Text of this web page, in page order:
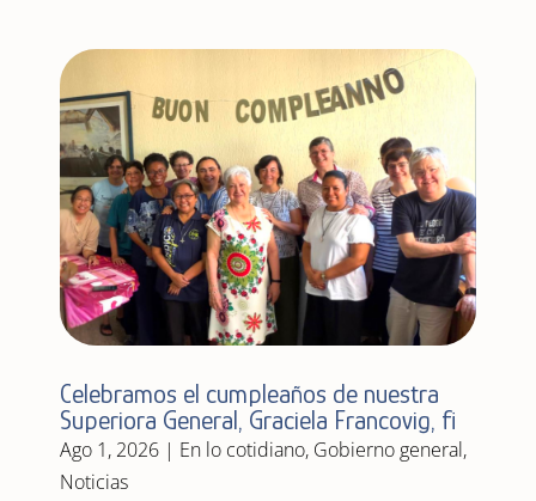
Celebramos el cumpleaños de nuestra
Superiora General, Graciela Francovig, fi
Ago 1, 2026| En lo cotidiano, Gobierno general,
Noticias